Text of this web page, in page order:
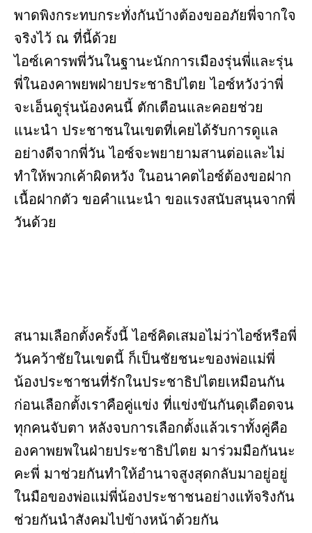
พาดพิงกระทบกระทั่งกันบ้างต้องขออภัยพี่จากใจ
จริงไว้ ณ ที่นี้ด้วย
ไอซ์เคารพพี่วันในฐานะนักการเมืองรุ่นพี่และรุ่น
พี่ในองคาพยพฝ่ายประชาธิปไตย ไอซ์หวังว่าพี่
จะเอ็นดูรุ่นน้องคนนี้ ตักเตือนและคอยช่วย
แนะนำ ประชาชนในเขตที่เคยได้รับการดูแล
อย่างดีจากพี่วัน ไอซ์จะพยายามสานต่อและไม่
ทำให้พวกเค้าผิดหวัง ในอนาคตไอซ์ต้องขอฝาก
เนื้อฝากตัว ขอคำแนะนำ ขอแรงสนับสนุนจากพี่
วันด้วย
สนามเลือกตั้งครั้งนี้ ไอซ์คิดเสมอไม่ว่าไอซ์หรือพี่
วันคว้าชัยในเขตนี้ ก็เป็นชัยชนะของพ่อแม่พี่
น้องประชาชนที่รักในประชาธิปไตยเหมือนกัน
ก่อนเลือกตั้งเราคือคู่แข่ง ที่แข่งขันกันดุเดือดจน
ทุกคนจับตา หลังจบการเลือกตั้งแล้วเราทั้งคู่คือ
องคาพยพในฝ่ายประชาธิปไตย มาร่วมมือกันนะ
คะพี่ มาช่วยกันทำให้อำนาจสูงสุดกลับมาอยู่อยู่
ในมือของพ่อแม่พี่น้องประชาชนอย่างแท้จริงกัน
ช่วยกันนำสังคมไปข้างหน้าด้วยกัน